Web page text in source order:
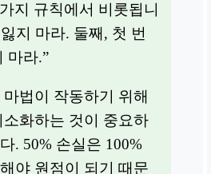
지 규칙에서 비롯됩니
지 마라. 둘째, 첫 번
마라.”
법이 작동하기 위해
화하는 것이 중요하
. 50% 손실은 100%
야 원점이 되기 때문